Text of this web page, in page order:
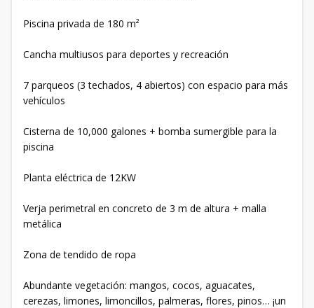
Piscina privada de 180 m²
Cancha multiusos para deportes y recreación
7 parqueos (3 techados, 4 abiertos) con espacio para más
vehículos
Cisterna de 10,000 galones + bomba sumergible para la
piscina
Planta eléctrica de 12KW
Verja perimetral en concreto de 3 m de altura + malla
metálica
Zona de tendido de ropa
Abundante vegetación: mangos, cocos, aguacates,
cerezas, limones, limoncillos, palmeras, flores, pinos… ¡un